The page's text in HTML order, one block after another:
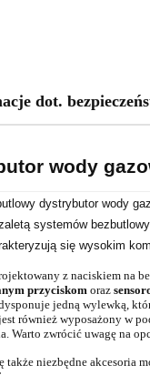
dot.
wody
dystrybutor wody
systemów
się wysokim
z naciskiem na
przyciskom oraz
jedną wylewką,
również wyposażony w
Warto zwrócić uwagę na
niezbędne akcesoria